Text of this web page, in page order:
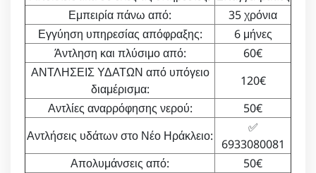
Εμπειρία πάνω από:
35 χρόνια
Εγγύηση υπηρεσίας απόφραξης:
6 μήνες
Άντληση και πλύσιμο από:
60€
ΑΝΤΛΗΣΕΙΣ ΥΔΑΤΩΝ από υπόγειο
διαμέρισμα:
120€
Αντλίες αναρρόφησης νερού:
50€
Αντλήσεις υδάτων στο Νέο Ηράκλειο:
✅
6933080081
Απολυμάνσεις από:
50€